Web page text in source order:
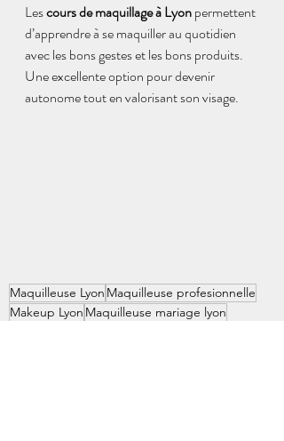
Les cours de maquillage à Lyon permettent
d’apprendre à se maquiller au quotidien
avec les bons gestes et les bons produits.
Une excellente option pour devenir
autonome tout en valorisant son visage.
Maquilleuse Lyon Maquilleuse profesionnelle
Makeup Lyon Maquilleuse mariage lyon